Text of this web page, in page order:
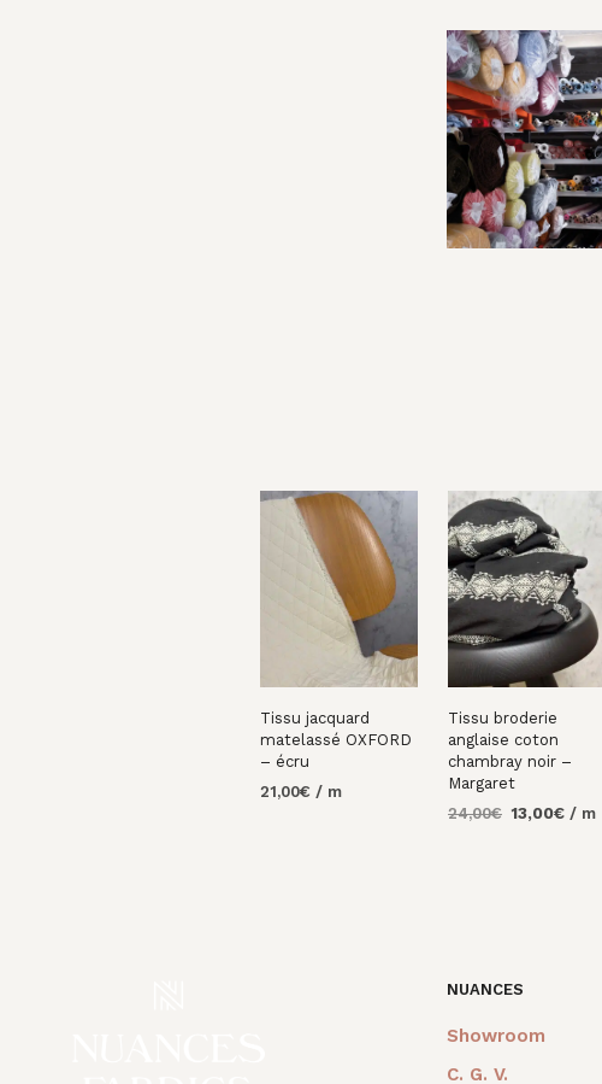
Tissu jacquard
matelassé OXFORD
– écru
21,00€ / m
Tissu broderie
anglaise coton
chambray noir –
Margaret
24,00€ Le
13,00€Le/ m
NUANCES
Showroom
C. G. V.